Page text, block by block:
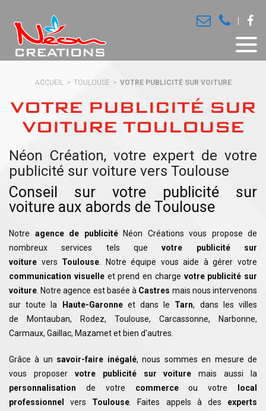
ACCUEIL TOULOUSE VOTRE PUBLICITÉ SUR VOITURE
VOTRE PUBLICITÉ SUR
VOITURE TOULOUSE
Néon Création, votre expert de votre
publicité sur voiture vers Toulouse
Conseil sur votre publicité sur
voiture aux abords de Toulouse
Notre agence de publicitéNéon Créations vous propose de
nombreux services tels quevotre publicité sur
voiture vers Toulouse . Notre équipe vous aide à gérer votre
communication visuelleet prend en charge votre publicité sur
voiture . Notre agence est basée à Castres mais nous intervenons
sur toute la
Haute-Garonneet dans le Tarn, dans les villes
de Montauban, Rodez, Toulouse, Carcassonne, Narbonne,
Carmaux, Gaillac, Mazamet et bien d'autres.
Grâce à un savoir-faire inégalé, nous sommes en mesure de
vous proposer votre publicité sur voiture mais aussi la
personnalisation de votre commerceou votre
local
professionnel
vers Toulouse . Faites appels à des experts